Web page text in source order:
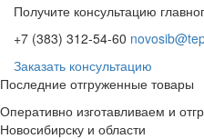
Получите консультацию
+7 (383) 312-54-60
Заказать консультацию
Последние отгруженные товары
Оперативно изготавливаем и
Новосибирску и области